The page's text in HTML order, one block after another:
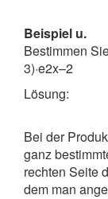
Beispiel u.
Bestimmen
3)·e2x–2
Lösung:
Bei der
ganz
rechten Seite
dem man